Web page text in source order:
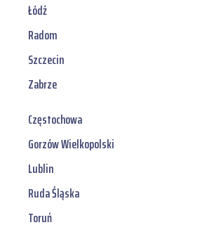
Łódź
Radom
Szczecin
Zabrze
Częstochowa
Gorzów Wielkopolski
Lublin
Ruda Śląska
Toruń